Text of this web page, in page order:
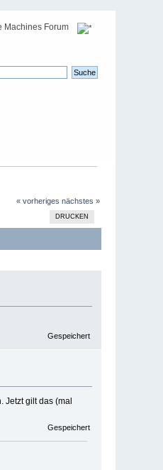
« vorheriges nächstes »
DRUCKEN
Gespeichert
Jetzt gilt das (mal
Gespeichert